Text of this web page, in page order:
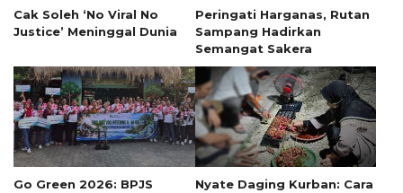
Cak Soleh ‘No Viral No
Justice’ Meninggal Dunia
Peringati Harganas, Rutan
Sampang Hadirkan
Semangat Sakera
Go Green 2026: BPJS
Nyate Daging Kurban: Cara